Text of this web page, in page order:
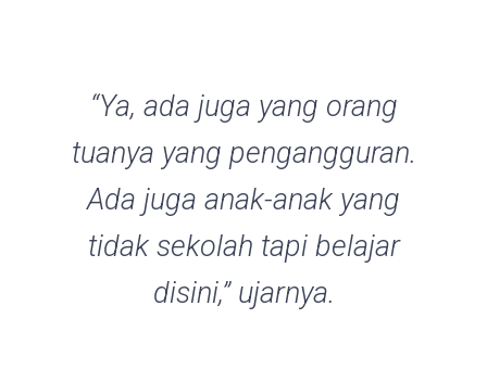
“Ya, ada juga yang orang
tuanya yang pengangguran.
Ada juga anak-anak yang
tidak sekolah tapi belajar
disini,” ujarnya.